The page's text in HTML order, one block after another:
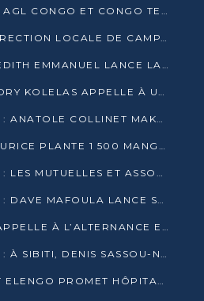
DROITS DES FEMMES : AGL CONGO ET CONGO TERMINAL METTENT EN AVANT LE LEADERSHIP FÉMININ
GOMA TSÉ-TSÉ : LA DIRECTION LOCALE DE CAMPAGNE INTENSIFIE LA SENSIBILISATION DANS LES VILLAGES
MAKOUA : DELPHINE ÉDITH EMMANUEL LANCE LA CAMPAGNE POUR DENIS SASSOU-N’GUESSO
À MAKÉLÉKÉLÉ 1, LANDRY KOLELAS APPELLE À UNE MOBILISATION MASSIVE EN FAVEUR DE DENIS SASSOU-N’GUESSO
PRÉSIDENTIELLE 2026 : ANATOLE COLLINET MAKOSSO DÉFEND LE PROJET DE SOCIÉTÉ DE DENIS SASSOU NGUESSO
ENVIRONNEMENT : MAURICE PLANTE 1 500 MANGROVES POUR HONORER WANGARI MAATHAI
PRÉSIDENTIELLE 2026 : LES MUTUELLES ET ASSOCIATIONS S’IMPLIQUENT DANS LA CAMPAGNE ÉLECTORALE À TIÉ-TIÉ 2 (POINTE-NOIRE)
PRÉSIDENTIELLE 2026 : DAVE MAFOULA LANCE SA « VAGUE DU NOUVEAU DÉPART » À IMPFONDO
OYO : DESTIN GAVET APPELLE À L’ALTERNANCE ET À LA RESPONSABILITÉ DE LA JEUNESSE
PRÉSIDENTIELLE 2026 : À SIBITI, DENIS SASSOU-N’GUESSO PARIE SUR LES RESSOURCES DE LA LEKOUMOU
À EWO, DESTIN GAVET ELENGO PROMET HÔPITAL, CHEMIN DE FER ET AUDIT DES FINANCES PUBLIQUES